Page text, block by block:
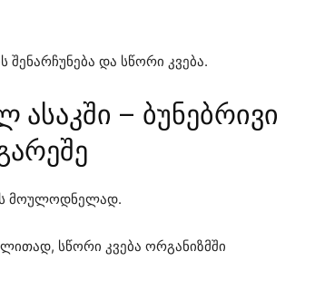
შენარჩუნება და სწორი კვება.
– ბუნებრივი
მოულოდნელად.
სწორი კვება ორგანიზმში